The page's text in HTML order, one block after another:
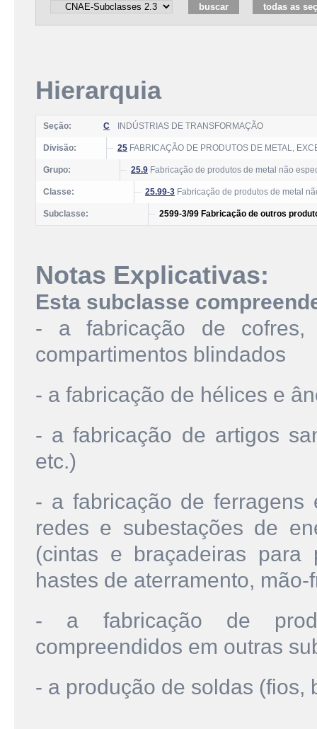
Hierarquia
Seção: C INDÚSTRIAS DE TRANSFORMAÇÃO
Divisão: 25 FABRICAÇÃO DE PRODUTOS DE METAL,
Grupo: 25.9 Fabricação de produtos de metal não
Classe: 25.99-3 Fabricação de produtos de metal
Subclasse: 2599-3/99 Fabricação de outros
Notas Explicativas:
Esta subclasse
- a fabricação de cofres,
compartimentos blindados
- a fabricação de hélices e
- a fabricação de artigos
etc.)
- a fabricação de ferragens
redes e subestações de
(cintas e braçadeiras para
hastes de aterramento, mão-
- a fabricação de
compreendidos em outras
- a produção de soldas (fios,